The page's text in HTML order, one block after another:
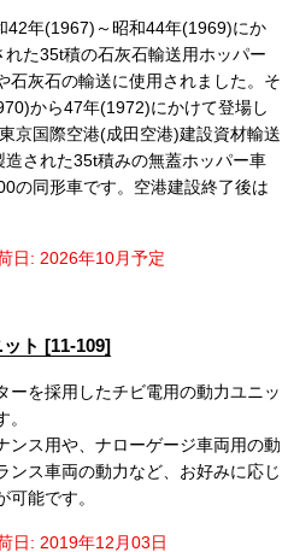
42年(1967)～昭和44年(1969)にか
た35t積の石灰石輸送用ホッパー
石灰石の輸送に使用されました。そ
から47年(1972)にかけて登場し
京国際空港(成田空港)建設資材輸送
造された35t積みの無蓋ホッパー車
の同形車です。空港建設終了後は
日: 2026年10月予定
ト [11-109]
ーを採用したチビ電用の動力ユニッ
。
ンス用や、ナローゲージ車両用の動
ンス車両の動力など、お好みに応じ
可能です。
日: 2019年12月03日